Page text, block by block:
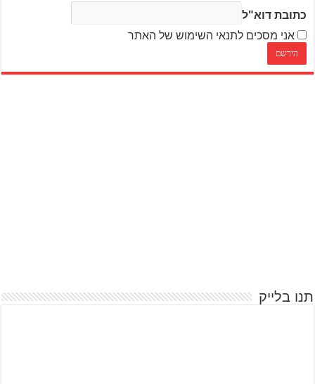
כתובת דוא"ל
אני מסכים לתנאי השימוש של האתר
תנו בלייק